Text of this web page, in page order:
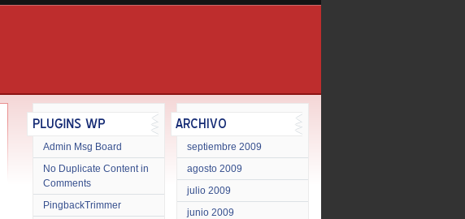
Admin Msg Board
No Duplicate Content in
Comments
PingbackTrimmer
septiembre 2009
agosto 2009
julio 2009
junio 2009